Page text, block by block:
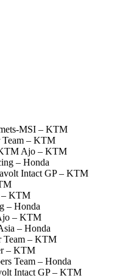
MSI – KTM
Team – KTM
Ajo – KTM
– Honda
Intact GP – KTM
– KTM
– Honda
– KTM
– Honda
Team – KTM
– KTM
Team – Honda
Intact GP – KTM